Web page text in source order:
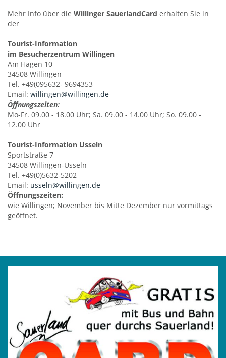
Mehr Info über die Willinger SauerlandCard erhalten Sie in
der
Tourist-Information
im Besucherzentrum Willingen
Am Hagen 10
34508 Willingen
Tel. +49(095632- 9694353
Email: willingen@willingen.de
Öffnungszeiten:
Mo-Fr. 09.00 - 18.00 Uhr; Sa. 09.00 - 14.00 Uhr; So. 09.00 -
12.00 Uhr
Tourist-Information Usseln
Sportstraße 7
34508 Willingen-Usseln
Tel. +49(0)5632-5202
Email: usseln@willingen.de
Öffnungszeiten:
wie Willingen; November bis Mitte Dezember nur vormittags
geöffnet.